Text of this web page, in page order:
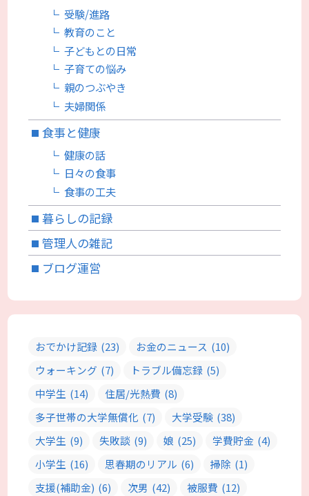
受験/進路
教育のこと
子どもとの日常
子育ての悩み
親のつぶやき
夫婦関係
食事と健康
健康の話
日々の食事
食事の工夫
暮らしの記録
管理人の雑記
ブログ運営
おでかけ記録 (23) お金のニュース (10)
ウォーキング (7) トラブル備忘録 (5)
中学生 (14) 住居/光熱費 (8)
多子世帯の大学無償化 (7) 大学受験 (38)
大学生 (9) 失敗談 (9) 娘 (25) 学費貯金 (4)
小学生 (16) 思春期のリアル (6) 掃除 (1)
支援(補助金) (6) 次男 (42) 被服費 (12)